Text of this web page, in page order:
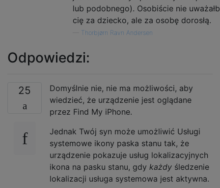
lub podobnego). Osobiście nie
cię za dziecko, ale za osobę dorosłą.
Thorbjørn Ravn Andersen
Odpowiedzi:
25
Domyślnie nie, nie ma możliwości, aby
wiedzieć, że urządzenie jest oglądane
przez Find My iPhone.
Jednak Twój syn może umożliwić Usługi
systemowe ikony paska stanu tak, że
urządzenie pokazuje usług lokalizacyjnych
ikona na pasku stanu, gdy każdy śledzenie
lokalizacji usługa systemowa jest aktywna.